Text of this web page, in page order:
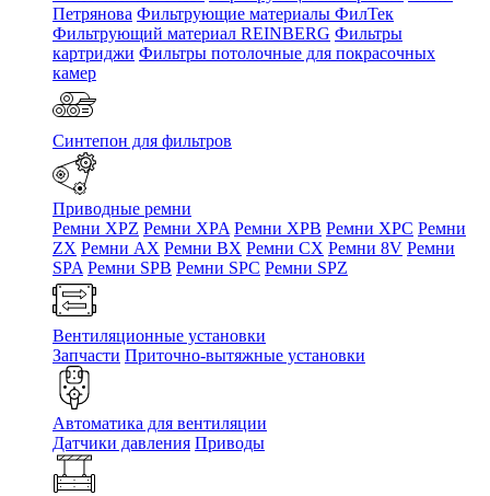
Петрянова Фильтрующие материалы ФилТек
Фильтрующий материал REINBERG Фильтры
картриджи Фильтры потолочные для покрасочных
камер
Синтепон для фильтров
Приводные ремни
Ремни XPZ Ремни XPA Ремни XPB Ремни XPC Ремни
ZX Ремни AX Ремни BX Ремни CX Ремни 8V Ремни
SPA Ремни SPB Ремни SPC Ремни SPZ
Вентиляционные установки
Запчасти Приточно-вытяжные установки
Автоматика для вентиляции
Датчики давления Приводы